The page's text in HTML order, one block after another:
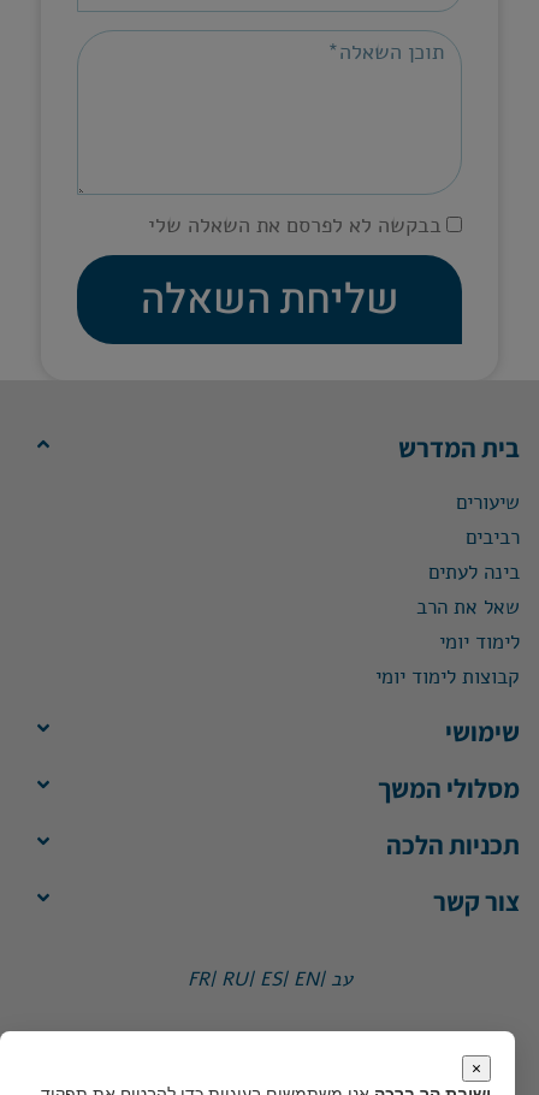
בבקשה לא לפרסם את השאלה שלי
שליחת השאלה
בית המדרש
שיעורים
רביבים
בינה לעתים
שאל את הרב
לימוד יומי
קבוצות לימוד יומי
שימושי
מסלולי המשך
תכניות הלכה
צור קשר
עב |EN |
ES |
RU |
FR
×